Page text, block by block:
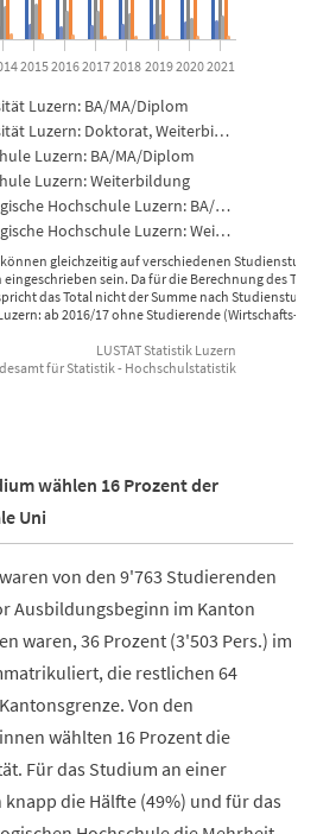
gleichzeitig auf verschiedenen
sein. Da für die Berechnung des
das Total nicht der Summe nach
ab 2016/17 ohne Studierende (Wirtschafts-
Luzern: BA/MA/Diplom
Luzern: Doktorat, Weiterbi…
Luzern: BA/MA/Diplom
Luzern: Weiterbildung
Hochschule Luzern: BA/…
Hochschule Luzern: Wei…
2015201620172018 201920202021
LUSTAT Statistik Luzern
für Statistik - Hochschulstatistik
wählen 16 Prozent der
Uni
von den 9'763 Studierenden
Ausbildungsbeginn im Kanton
waren, 36 Prozent (3'503 Pers.) im
die restlichen 64
Von den
wählten 16 Prozent die
Für das Studium an einer
die Hälfte (49%) und für das